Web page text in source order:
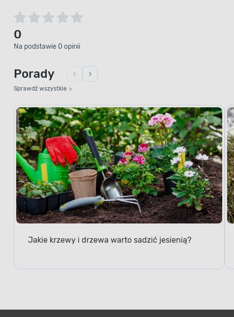
0
Na podstawie 0 opinii
Porady
Sprawdź wszystkie
Jakie krzewy i drzewa warto sadzić jesienią?